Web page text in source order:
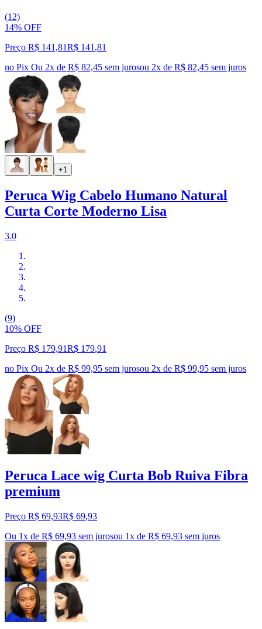
(12)
14% OFF
Preço R$ 141,81R$ 141 ,81
no Pix Ou 2x de R$ 82,45 sem jurosou 2x de R$ 82,45 sem juros
+1
Peruca Wig Cabelo Humano Natural
Curta Corte Moderno Lisa
3.0
(9)
10% OFF
Preço R$ 179,91R$ 179,91
no Pix Ou 2x de R$ 99,95 sem jurosou 2x de R$ 99,95 sem juros
Peruca Lace wig Curta Bob Ruiva Fibra
premium
Preço R$ 69,93R$ 69,93
Ou 1x de R$ 69,93 sem jurosou 1x de R$ 69,93 sem juros